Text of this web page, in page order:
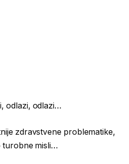
odlazi, odlazi…
zdravstvene problematike,
turobne misli…